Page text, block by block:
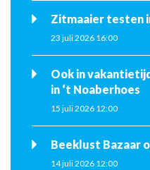
23 juli 2026 16:00
Ook in
in ‘t Noaberhoes
15 juli 2026 12:00
Beeklust Bazaar
14 juli 2026 12:00